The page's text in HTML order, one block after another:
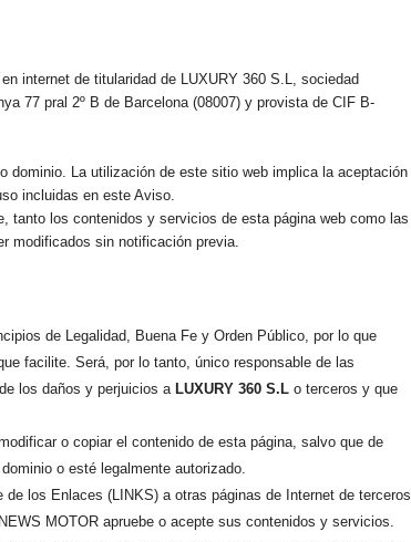
internet de titularidad de LUXURY 360 S.L, sociedad
77 pral 2º B de Barcelona (08007) y provista de CIF B-
dominio. La utilización de este sitio web implica la aceptación
incluidas en este Aviso.
tanto los contenidos y servicios de esta página web como las
modificados sin notificación previa.
de Legalidad, Buena Fe y Orden Público, por lo que
facilite. Será, por lo tanto, único responsable de las
los daños y perjuicios a LUXURY 360 S.Lo terceros y que
o copiar el contenido de esta página, salvo que de
o esté legalmente autorizado.
de los Enlaces (LINKS) a otras páginas de Internet de terceros
MOTOR apruebe o acepte sus contenidos y servicios.